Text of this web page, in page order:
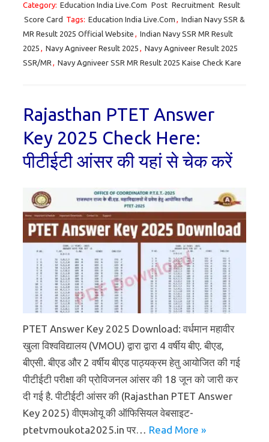
Category: Education India Live.Com Post Recruitment Result
Score Card Tags: Education India Live.Com , Indian Navy SSR &
MR Result 2025 Official Website , Indian Navy SSR MR Result
2025 , Navy Agniveer Result 2025 , Navy Agniveer Result 2025
SSR/MR , Navy Agniveer SSR MR Result 2025 Kaise Check Kare
Rajasthan PTET Answer
Key 2025 Check Here:
पीटीईटी आंसर की यहां से चेक करें
PTET Answer Key 2025 Download: वर्धमान महावीर
खुला विश्वविद्यालय (VMOU) द्वारा द्वारा 4 वर्षीय बीए. बीएड,
बीएसी. बीएड और 2 वर्षीय बीएड पाठ्यक्रम हेतु आयोजित की गई
पीटीईटी परीक्षा की प्रोविजनल आंसर की 18 जून को जारी कर
दी गई है. पीटीईटी आंसर की (Rajasthan PTET Answer
Key 2025) वीएमओयू की ऑफिसियल वेबसाइट-
ptetvmoukota2025.in पर… Read More »